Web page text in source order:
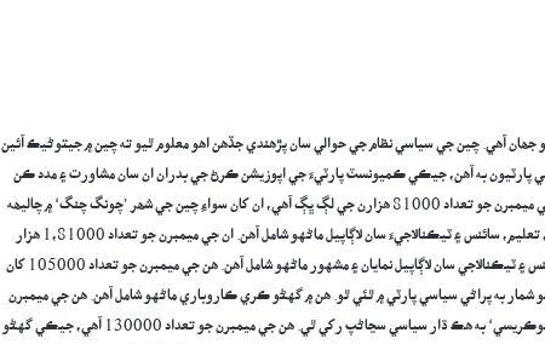
آهي. چين جي سياسي نظام جي حوالي سان پڙهندي جڏهن اهو معلوم ٿيو ته چين ۾ جيتوڻيڪ آئين
به آهن، جيڪي ڪميونسٽ پارٽيءَ جي اپوزيشن ڪرڻ جي بدران ان سان مشاورت ۽ مدد ڪن
ٿيون. انهن ۾ هڪ پارٽي ’ريوولوشنري ڪميٽي آف چائنيز ڪومن تانگ ‘ آهي، جنھن جي ميمبرن جو تعداد 81000 هزارن جي لڳ ڀڳ آهي، ان کان سواءِ چين جي شھر ’چونگ چنگ‘ ۾ چاليھه
واري ڏاڪي ۾ قائم ٿيندڙ ’چائنه ڊيمو ڪريٽڪ ليگ‘ آهي، ان پارٽيءَ ۾ گهڻو تڻو ادب، تعليم، سائنس ۽ ٽيڪنالاجيءَ سان لاڳاپيل ماڻهو شامل آهن. ان جي ميمبرن جو تعداد 1،81000 هزار
آهي. ’جيوسن سوسائٽي‘ به سياسي نوعيت جون سرگرميون سرانجام ڏي ٿي، هن ۾ سائنس ۽ ٽيڪنالاجي سان لاڳاپيل نمايان ۽ مشهور ماڻهو شامل آهن. هن جي ميمبرن جو تعداد 105000 کان
جو شمار به پراڻي سياسي پارٽي ۾ ٿئي ٿو. هن ۾ گهڻو ڪري ڪاروباري ماڻهو شامل آهن. هن جي ميمبرن
جو تعداد 108000 آهي. شنگهائي ۾ قائم ٿيل ’چائنا ايسوسيئيشن فار پروموٽنگ ڊيموڪريسي‘ به هڪ ڌار سياسي سڃاڻپ رکي ٿي. هن جي ميمبرن جو تعداد 130000 آهي، جيڪي گهڻو